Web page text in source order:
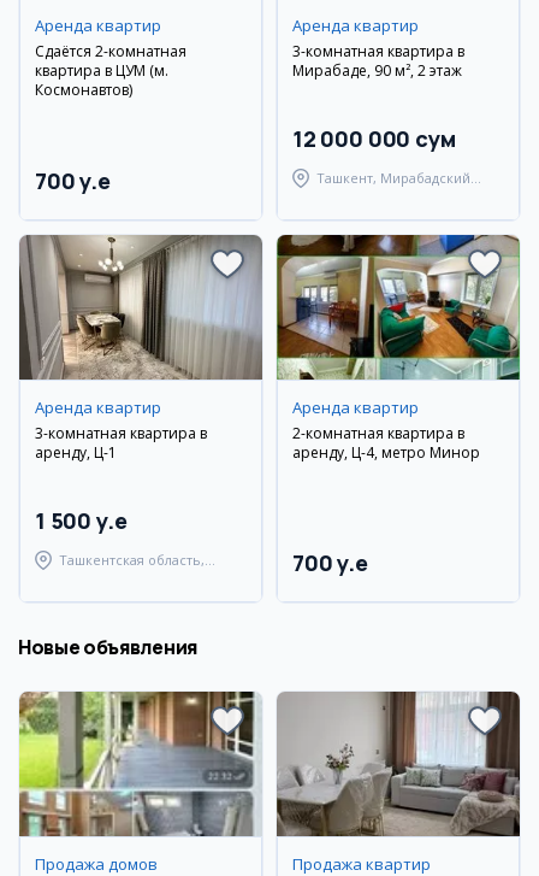
Аренда квартир
Сдаётся 2-комнатная
квартира в ЦУМ (м.
Космонавтов)
700 y.e
Аренда квартир
3-комнатная квартира в
Мирабаде, 90 м², 2 этаж
12 000 000 сум
Ташкент, Мирабадский
Аренда квартир
3-комнатная квартира в
аренду, Ц-1
1 500 y.e
Ташкентская область,
Аренда квартир
2-комнатная квартира в
аренду, Ц-4, метро Минор
700 y.e
Новые объявления
Продажа домов Продажа квартир